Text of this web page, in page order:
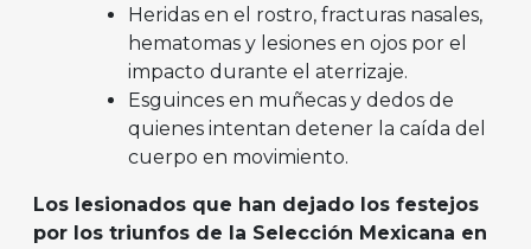
Heridas en el rostro, fracturas nasales,
hematomas y lesiones en ojos por el
impacto durante el aterrizaje.
Esguinces en muñecas y dedos de
quienes intentan detener la caída del
cuerpo en movimiento.
Los lesionados que han dejado los festejos
por los triunfos de la Selección Mexicana en